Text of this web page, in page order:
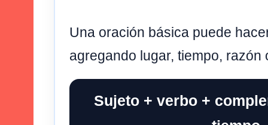
Una oración básica puede
agregando lugar, tiempo, razón
Sujeto + verbo +